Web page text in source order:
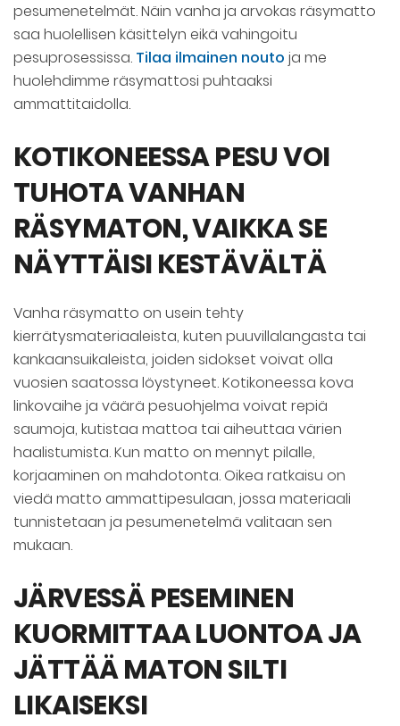
pesumenetelmät. Näin vanha ja arvokas räsymatto
saa huolellisen käsittelyn eikä vahingoitu
pesuprosessissa. Tilaa ilmainen nouto ja me
huolehdimme räsymattosi puhtaaksi
ammattitaidolla.
KOTIKONEESSA PESU VOI
TUHOTA VANHAN
RÄSYMATON, VAIKKA SE
NÄYTTÄISI KESTÄVÄLTÄ
Vanha räsymatto on usein tehty
kierrätysmateriaaleista, kuten puuvillalangasta tai
kankaansuikaleista, joiden sidokset voivat olla
vuosien saatossa löystyneet. Kotikoneessa kova
linkovaihe ja väärä pesuohjelma voivat repiä
saumoja, kutistaa mattoa tai aiheuttaa värien
haalistumista. Kun matto on mennyt pilalle,
korjaaminen on mahdotonta. Oikea ratkaisu on
viedä matto ammattipesulaan, jossa materiaali
tunnistetaan ja pesumenetelmä valitaan sen
mukaan.
JÄRVESSÄ PESEMINEN
KUORMITTAA LUONTOA JA
JÄTTÄÄ MATON SILTI
LIKAISEKSI